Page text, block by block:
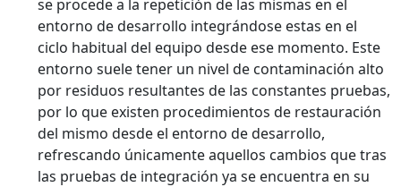
se procede a la repetición de las mismas en el
entorno de desarrollo integrándose estas en el
ciclo habitual del equipo desde ese momento. Este
entorno suele tener un nivel de contaminación alto
por residuos resultantes de las constantes pruebas,
por lo que existen procedimientos de restauración
del mismo desde el entorno de desarrollo,
refrescando únicamente aquellos cambios que tras
las pruebas de integración ya se encuentra en su